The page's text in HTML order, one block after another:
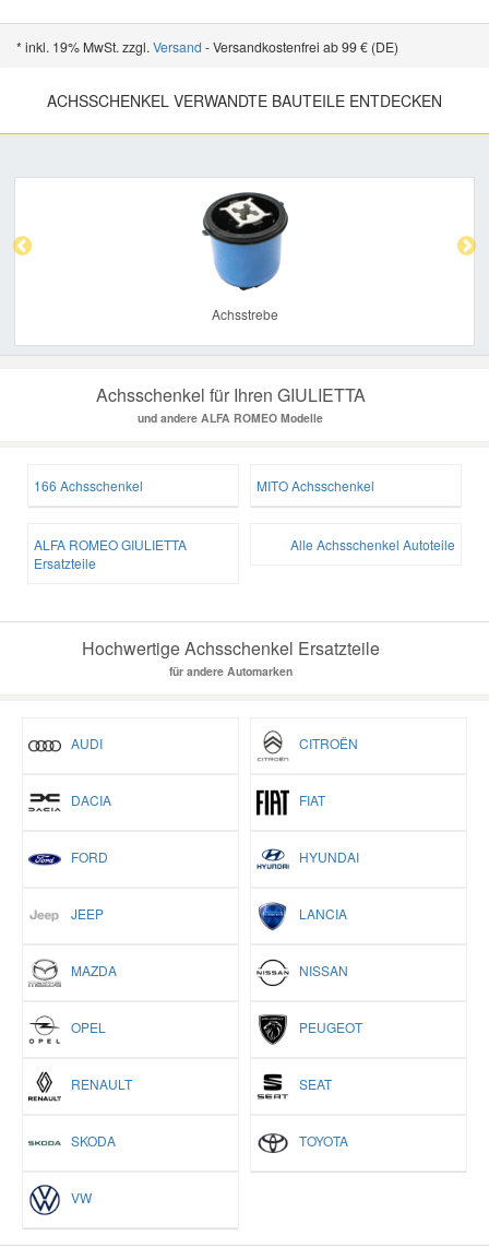
* inkl. 19% MwSt. zzgl. Versand - Versandkostenfrei ab 99 € (DE)
ACHSSCHENKEL VERWANDTE BAUTEILE ENTDECKEN
Achsstrebe
Achsschenkel für Ihren GIULIETTA
und andere ALFA ROMEO Modelle
166 Achsschenkel MITO Achsschenkel
ALFA ROMEO GIULIETTA
Ersatzteile
Alle Achsschenkel Autoteile
Hochwertige Achsschenkel Ersatzteile
für andere Automarken
AUDI CITROËN
DACIA FIAT
FORD HYUNDAI
JEEP LANCIA
MAZDA NISSAN
OPEL PEUGEOT
RENAULT SEAT
SKODA TOYOTA
VW